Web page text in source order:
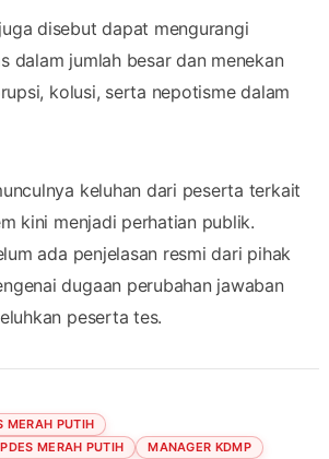
disebut dapat mengurangi
dalam jumlah besar dan menekan
kolusi, serta nepotisme dalam
keluhan dari peserta terkait
kini menjadi perhatian publik.
ada penjelasan resmi dari pihak
dugaan perubahan jawaban
peserta tes.
MERAH PUTIH
MERAH PUTIH
MANAGER KDMP